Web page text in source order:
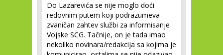
Do Lazarevića se nije moglo doći
redovnim putem koji podrazumeva
zvaničan zahtev službi za informisanje
Vojske SCG. Tačnije, on je tada imao
nekoliko novinara/redakcija sa kojima je